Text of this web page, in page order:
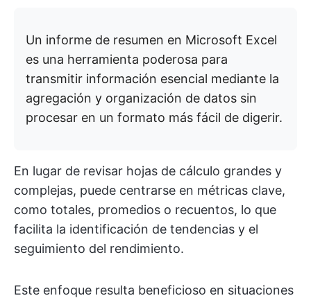
Un informe de resumen en Microsoft Excel
es una herramienta poderosa para
transmitir información esencial mediante la
agregación y organización de datos sin
procesar en un formato más fácil de digerir.
En lugar de revisar hojas de cálculo grandes y
complejas, puede centrarse en métricas clave,
como totales, promedios o recuentos, lo que
facilita la identificación de tendencias y el
seguimiento del rendimiento.
Este enfoque resulta beneficioso en situaciones